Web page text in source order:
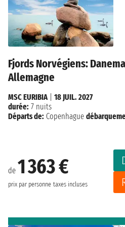
Fjords Norvégiens:
Allemagne
de 1 363 €
prix par personne taxes incluses
MSC EURIBIA| 18 JUIL. 2027
durée: 7 nuits
Départs de: Copenhague